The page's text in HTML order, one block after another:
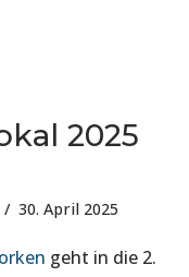
2025
30. April 2025
geht in die 2.